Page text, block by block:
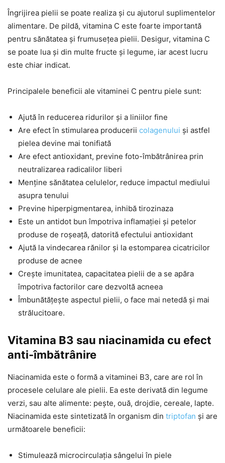
Îngrijirea pielii se poate realiza și cu ajutorul suplimentelor
alimentare. De pildă, vitamina C este foarte importantă
pentru sănătatea și frumusețea pielii. Desigur, vitamina C
se poate lua și din multe fructe și legume, iar acest lucru
este chiar indicat.
Principalele beneficii ale vitaminei C pentru piele sunt:
Ajută în reducerea ridurilor și a liniilor fine
Are efect în stimularea producerii colagenului și astfel
pielea devine mai tonifiată
Are efect antioxidant, previne foto-îmbătrânirea prin
neutralizarea radicalilor liberi
Menține sănătatea celulelor, reduce impactul mediului
asupra tenului
Previne hiperpigmentarea, inhibă tirozinaza
Este un antidot bun împotriva inflamației și petelor
produse de roșeață, datorită efectului antioxidant
Ajută la vindecarea rănilor și la estomparea cicatricilor
produse de acnee
Crește imunitatea, capacitatea pielii de a se apăra
împotriva factorilor care dezvoltă acneea
Îmbunătățește aspectul pielii, o face mai netedă și mai
strălucitoare.
Vitamina B3 sau niacinamida cu efect
anti-îmbătrânire
Niacinamida este o formă a vitaminei B3, care are rol în
procesele celulare ale pielii. Ea este derivată din legume
verzi, sau alte alimente: pește, ouă, drojdie, cereale, lapte.
Niacinamida este sintetizată în organism din triptofan și are
următoarele beneficii:
Stimulează microcirculația sângelui în piele